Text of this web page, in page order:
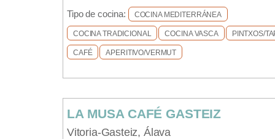
Tipo de cocina:
COCINA MEDITERRÁNEA
COCINA TRADICIONAL COCINA VASCA PINTXOS/
CAFÉ APERITIVO/VERMUT
LA MUSA CAFÉ GASTEIZ
Vitoria-Gasteiz, Álava